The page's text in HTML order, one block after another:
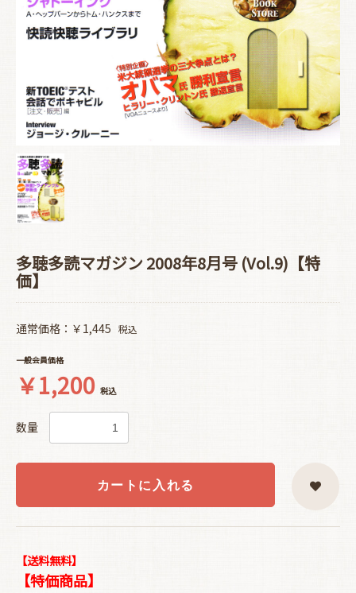
多聴多読マガジン 2008年8月号 (Vol.9)【特
価】
通常価格：￥1,445 税込
一般会員価格
￥1,200 税込
数量
カートに入れる
【送料無料】
【特価商品】